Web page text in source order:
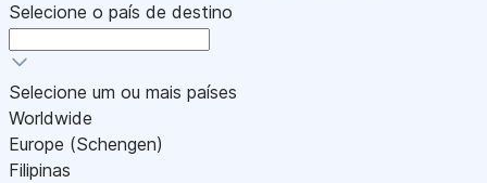
Selecione o país de destino
Selecione um ou mais países
Worldwide
Europe (Schengen)
Filipinas